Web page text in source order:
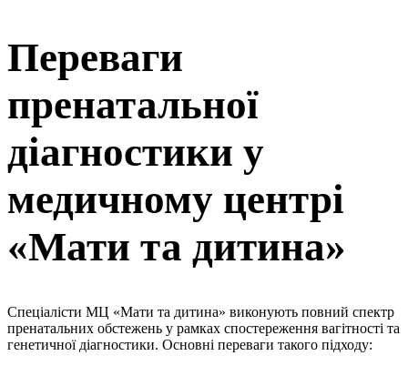
Переваги
пренатальної
діагностики у
медичному центрі
«Мати та дитина»
Спеціалісти МЦ «Мати та дитина» виконують повний спектр
пренатальних обстежень у рамках спостереження вагітності та
генетичної діагностики. Основні переваги такого підходу: